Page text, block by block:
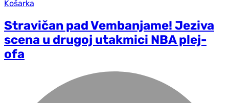
Košarka
Stravičan pad Vembanjame! Jeziva
scena u drugoj utakmici NBA plej-
ofa